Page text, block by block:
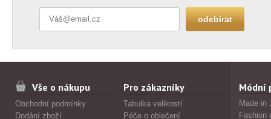
Vše o nákupu
Obchodní podmínky
Dodání zboží
Pro zákazníky
Tabulka velikostí
Péče o oblečení
Módní
Made in
Fashion